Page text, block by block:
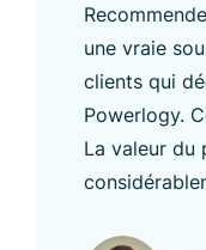
une vraie
clients qui
Powerlogy.
La valeur du